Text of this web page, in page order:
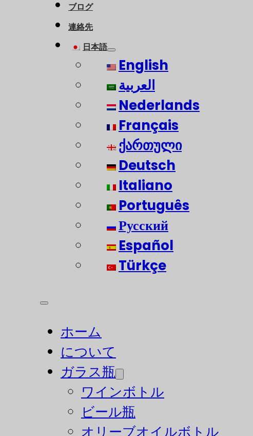
ブログ
連絡先
日本語
English
العربية
Nederlands
Français
ქართული
Deutsch
Italiano
Português
Русский
Español
Türkçe
ホーム
について
ガラス瓶
ワインボトル
ビール瓶
オリーブオイルボトル